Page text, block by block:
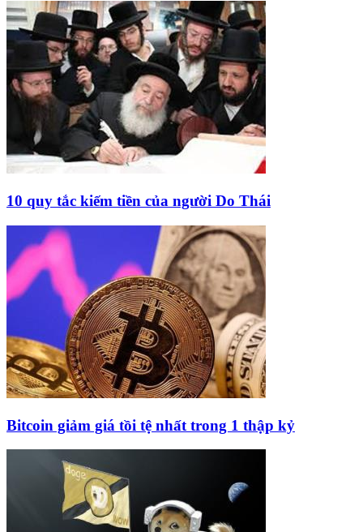
10 quy tắc kiếm tiền của người Do Thái
Bitcoin giảm giá tồi tệ nhất trong 1 thập kỷ